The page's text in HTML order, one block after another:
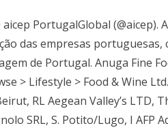
PortugalGlobal (@aicep).
das empresas
de Portugal. Anuga Fine
> Lifestyle > Food & Wine
RL Aegean Valley’s LTD,
SRL, S. Potito/Lugo, I AFP